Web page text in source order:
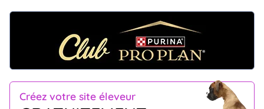
Créez votre site éleveur